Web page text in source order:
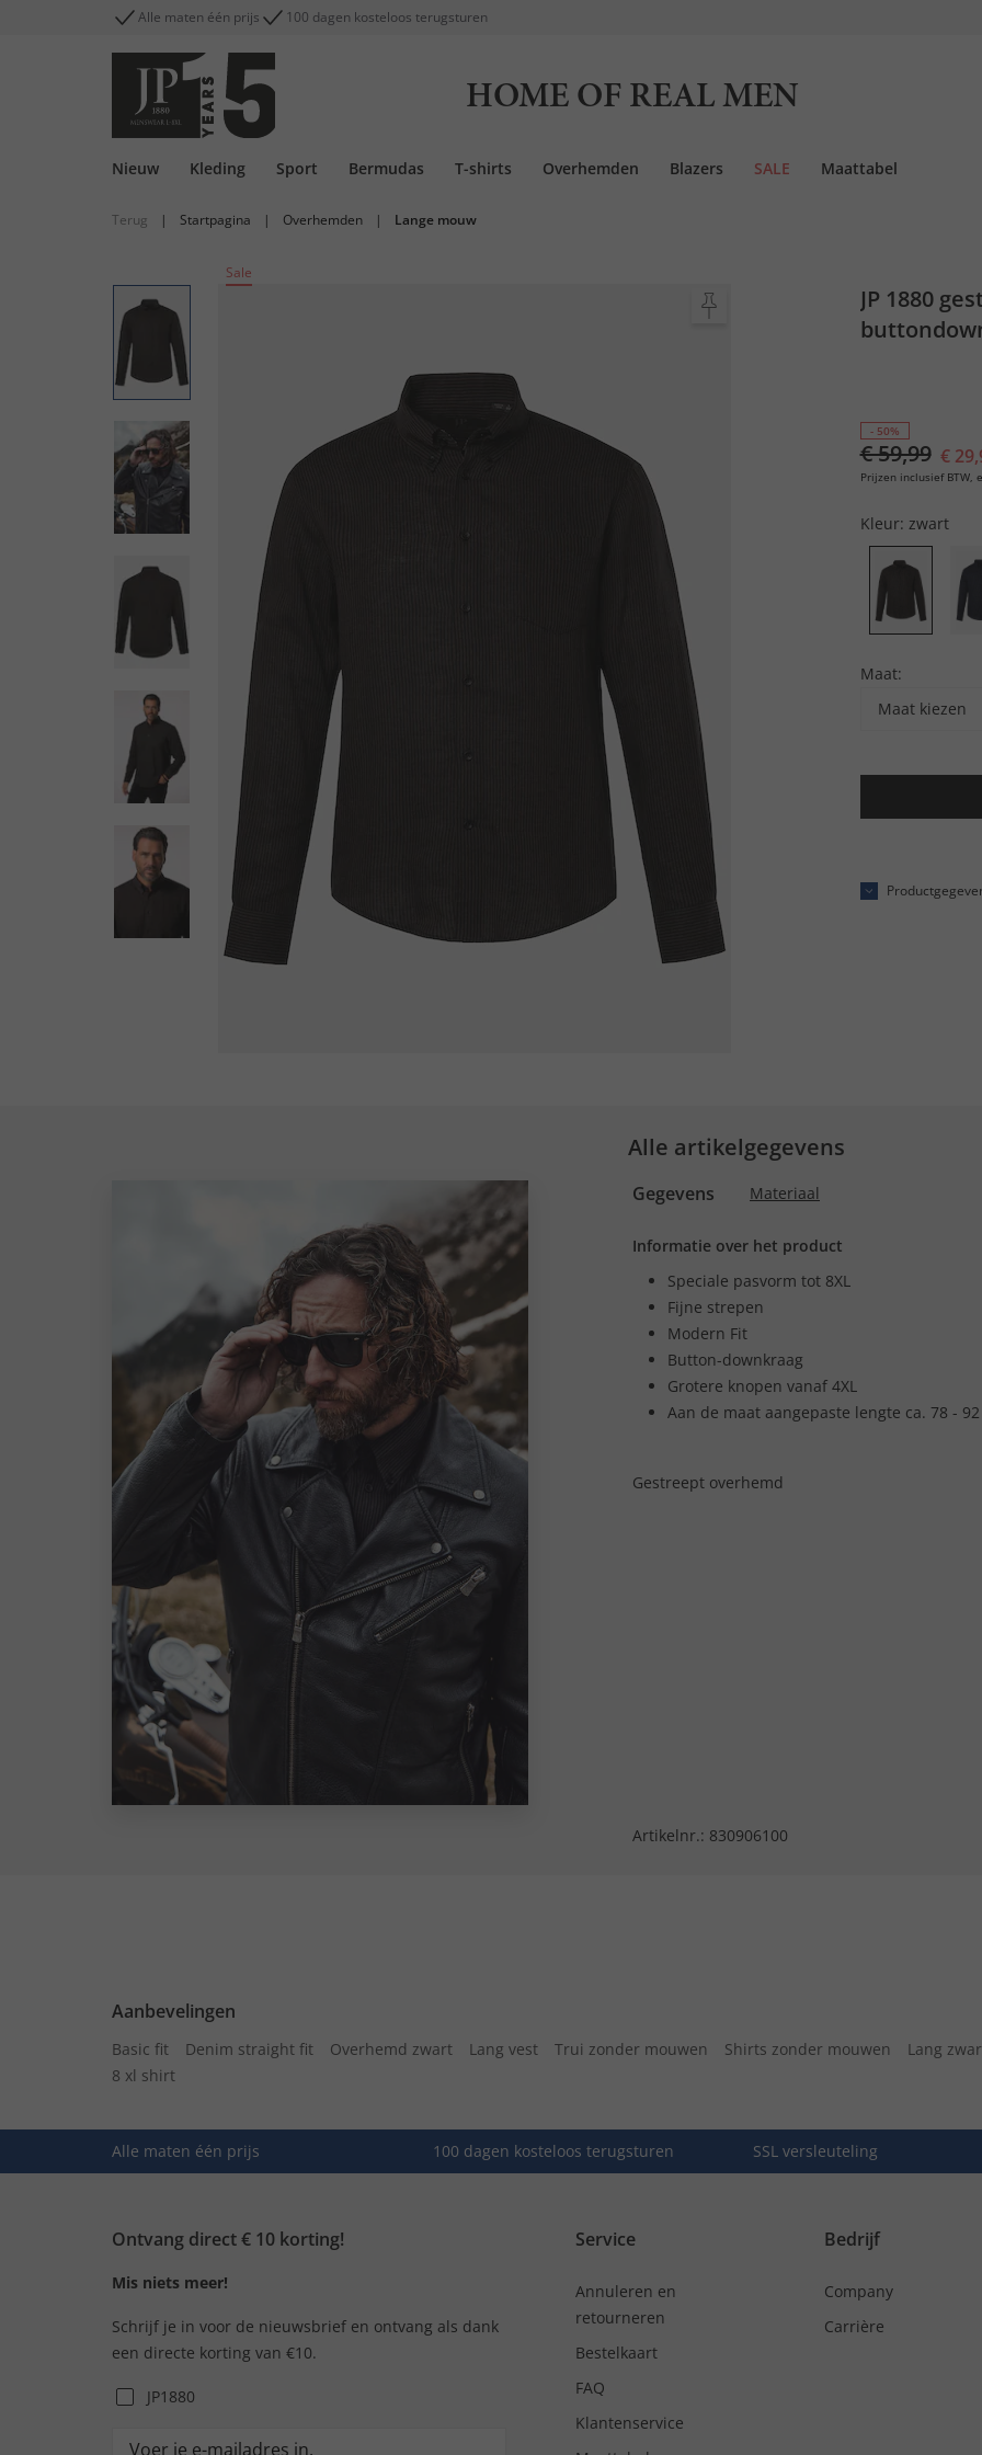
Alle maten één prijs 100 dagen kosteloos terugsturen
HOME OF REAL MEN
Nieuw Kleding Sport Bermudas T-shirts Overhemden Blazers SALE Maattabel
Terug | Startpagina | Overhemden | Lange mouw
Sale
JP 1880
- 50%
€ 59,99 €
Prijzen inclusief BTW,
Kleur: zwart
Maat:
Maat kiezen
Alle artikelgegevens
Gegevens Materiaal
Informatie over het product
Speciale pasvorm tot 8XL
Fijne strepen
Modern Fit
Button-downkraag
Grotere knopen vanaf 4XL
Aan de maat aangepaste lengte ca. 78 -
Gestreept overhemd
Artikelnr.: 830906100
Aanbevelingen
Basic fit Denim straight fit Overhemd zwart Lang vest Trui zonder mouwen Shirts zonder mouwen
Lang
8 xl shirt
Alle maten één prijs 100 dagen kosteloos terugsturen SSL versleuteling
Ontvang direct € 10 korting!
Mis niets meer!
Schrijf je in voor de nieuwsbrief en ontvang als dank
een directe korting van €10.
JP1880
Service
Annuleren en
retourneren
Bestelkaart
FAQ
Klantenservice
Bedrijf
Company
Carrière